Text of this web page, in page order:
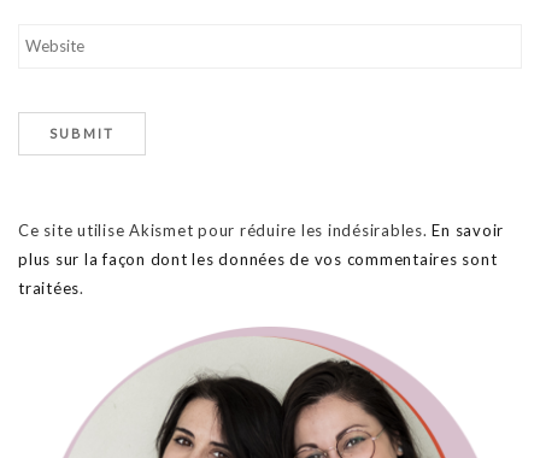
Ce site utilise Akismet pour réduire les indésirables.En savoir
plus sur la façon dont les données de vos commentaires sont
traitées.